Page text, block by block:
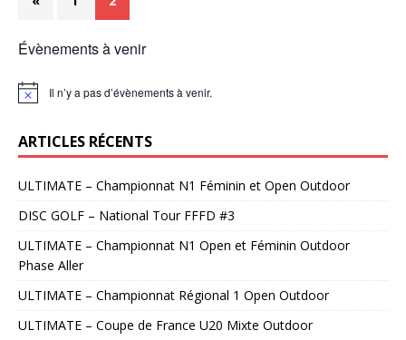
Évènements à venir
N
i
c
Il n’y a pas d’évènements à venir.
ARTICLES RÉCENTS
ULTIMATE – Championnat N1 Féminin et Open Outdoor
DISC GOLF – National Tour FFFD #3
ULTIMATE – Championnat N1 Open et Féminin Outdoor
Phase Aller
ULTIMATE – Championnat Régional 1 Open Outdoor
ULTIMATE – Coupe de France U20 Mixte Outdoor